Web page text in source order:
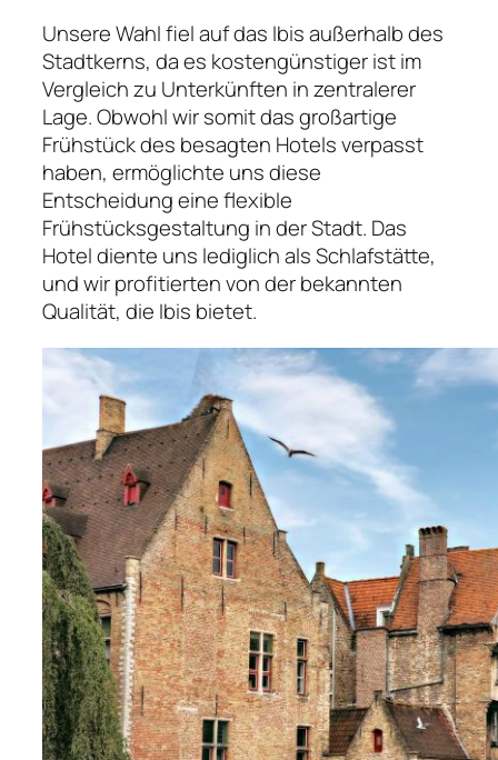
um den exakten Standort vom Relais
Bourgondish Cruyce direkt bei bei
Google Maps angezeigt zu bekommen.
Unsere Wahl fiel auf das Ibis außerhalb des
Stadtkerns, da es kostengünstiger ist im
Vergleich zu Unterkünften in zentralerer
Lage. Obwohl wir somit das großartige
Frühstück des besagten Hotels verpasst
haben, ermöglichte uns diese
Entscheidung eine flexible
Frühstücksgestaltung in der Stadt. Das
Hotel diente uns lediglich als Schlafstätte,
und wir profitierten von der bekannten
Qualität, die Ibis bietet.